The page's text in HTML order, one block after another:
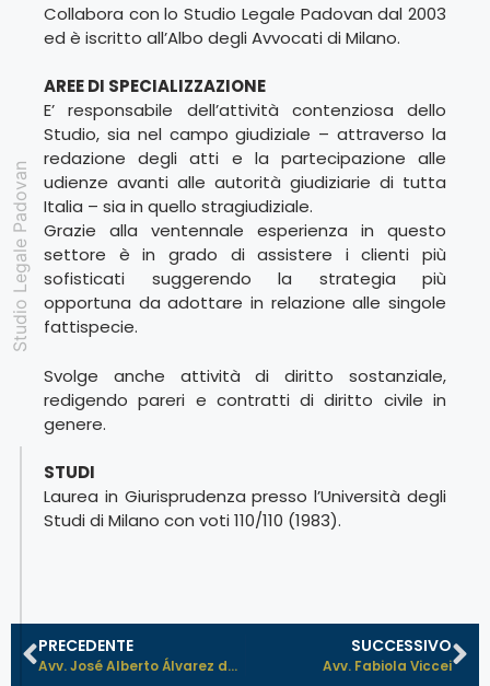
Studio Legale Padovan
Collabora con lo Studio Legale Padovan dal 2003
ed è iscritto all’Albo degli Avvocati di Milano.
AREE DI SPECIALIZZAZIONE
E’ responsabile dell’attività contenziosa dello
Studio, sia nel campo giudiziale – attraverso la
redazione degli atti e la partecipazione alle
udienze avanti alle autorità giudiziarie di tutta
Italia – sia in quello stragiudiziale.
Grazie alla ventennale esperienza in questo
settore è in grado di assistere i clienti più
sofisticati suggerendo la strategia più
opportuna da adottare in relazione alle singole
fattispecie.
Svolge anche attività di diritto sostanziale,
redigendo pareri e contratti di diritto civile in
genere.
STUDI
Laurea in Giurisprudenza presso l’Università degli
Studi di Milano con voti 110/110 (1983).
PRECEDENTE
Avv. José Alberto Álvarez de Cien...
SUCCESSIVO
Avv. Fabiola Viccei